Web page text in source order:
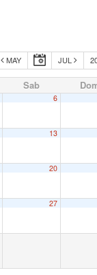
MAY JUL
Sab
6
13
20
27